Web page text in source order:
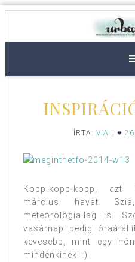
ÍRTA: VIA 26
Kopp-kopp-kopp,
márciusi havat.
meteorológiailag is.
vasárnap pedig
kevesebb, mint egy
mindenkinek! :)